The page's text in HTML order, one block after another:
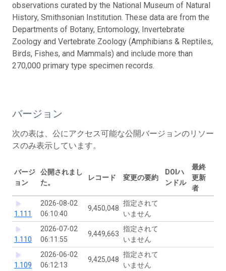
observations curated by the National Museum of Natural
History, Smithsonian Institution. These data are from the
Departments of Botany, Entomology, Invertebrate
Zoology and Vertebrate Zoology (Amphibians & Reptiles,
Birds, Fishes, and Mammals) and include more than
270,000 primary type specimen records.
バージョン
次の表は、公にアクセス可能な公開バージョンのリソー
スのみ表示しています。
バージ
ョン
公開されまし
た。
レコード 変更の要約
DOIハ
ンドル
最終
更新
者
1.111
2026-08-02
06:10:40
9,450,048
指定されて
いません
1.110
2026-07-02
06:11:55
9,449,663
指定されて
いません
1.109
2026-06-02
06:12:13
9,425,048
指定されて
いません